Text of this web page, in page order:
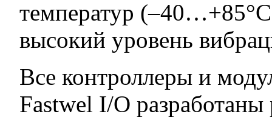
температур
высокий уровень
Все контроллеры и
Fastwel I/O